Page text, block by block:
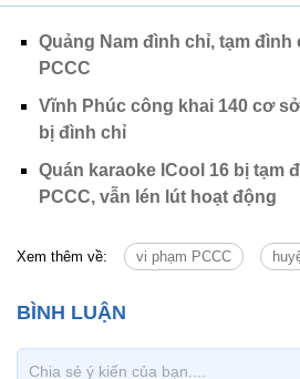
Quảng Nam đình chỉ, tạm
PCCC
Vĩnh Phúc công khai 140 cơ
bị đình chỉ
Quán karaoke ICool 16 bị tạm
PCCC, vẫn lén lút hoạt động
Xem thêm về: vi phạm PCCC